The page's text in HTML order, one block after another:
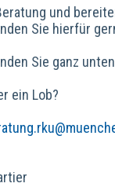
und
Sie hierfür
Sie ganz
ein Lob?